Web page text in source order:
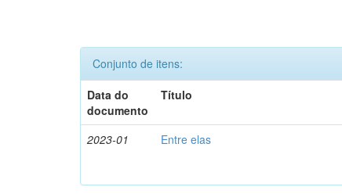
Conjunto de itens:
Data do
documento
Título
2023-01 Entre elas